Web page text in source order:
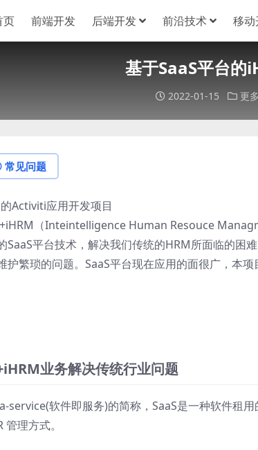
页 前端开发 后端开发 前沿技术 移
基于SaaS平台的
2022-01-15 更
常见问题
Activiti应用开发项目
（Inteintelligence Human Resouce
SaaS平台技术，解决我们传统的HRM所面临的困
护繁琐的问题。SaaS平台现在应用的面很广，本
业务解决传统行业问题
service(软件即服务)的简称，SaaS是一种软件租
理方式。